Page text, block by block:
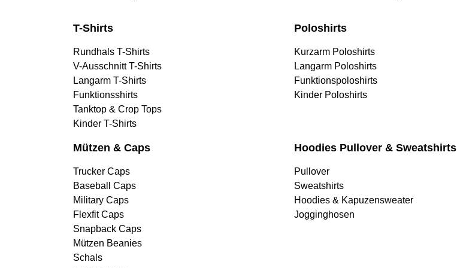
T-Shirts
Rundhals T-Shirts
V-Ausschnitt T-Shirts
Langarm T-Shirts
Funktionsshirts
Tanktop & Crop Tops
Kinder T-Shirts
Poloshirts
Kurzarm Poloshirts
Langarm Poloshirts
Funktionspoloshirts
Kinder Poloshirts
Mützen & Caps
Trucker Caps
Baseball Caps
Military Caps
Flexfit Caps
Snapback Caps
Mützen Beanies
Schals
Hoodies Pullover & Sweatshirts
Pullover
Sweatshirts
Hoodies & Kapuzensweater
Jogginghosen